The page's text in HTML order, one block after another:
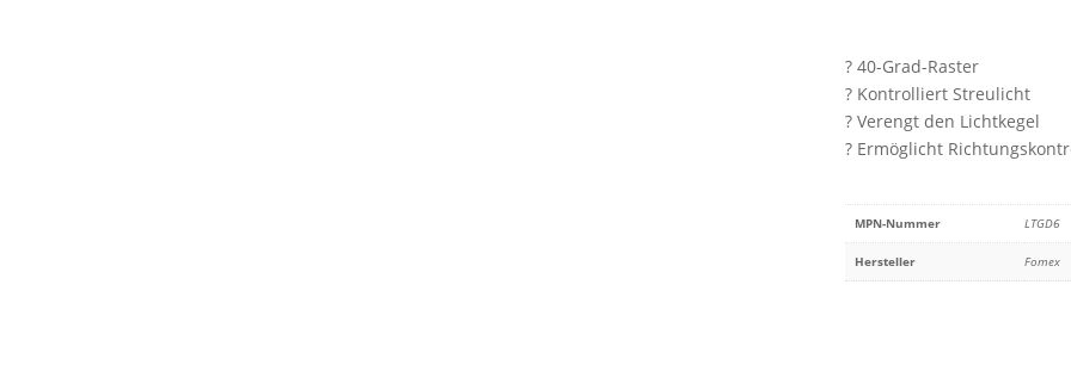
Softboxen
? 40-Grad-Raster
? Kontrolliert Streulicht
? Verengt den Lichtkegel
? Ermöglicht
MPN-Nummer LTGD6
Hersteller Fomex